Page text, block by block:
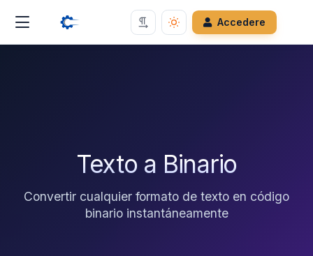
Accedere
Texto a Binario
Convertir cualquier formato de texto en código
binario instantáneamente